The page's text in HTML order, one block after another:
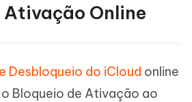
Ativação Online
Desbloqueio do iCloud online
Bloqueio de Ativação ao